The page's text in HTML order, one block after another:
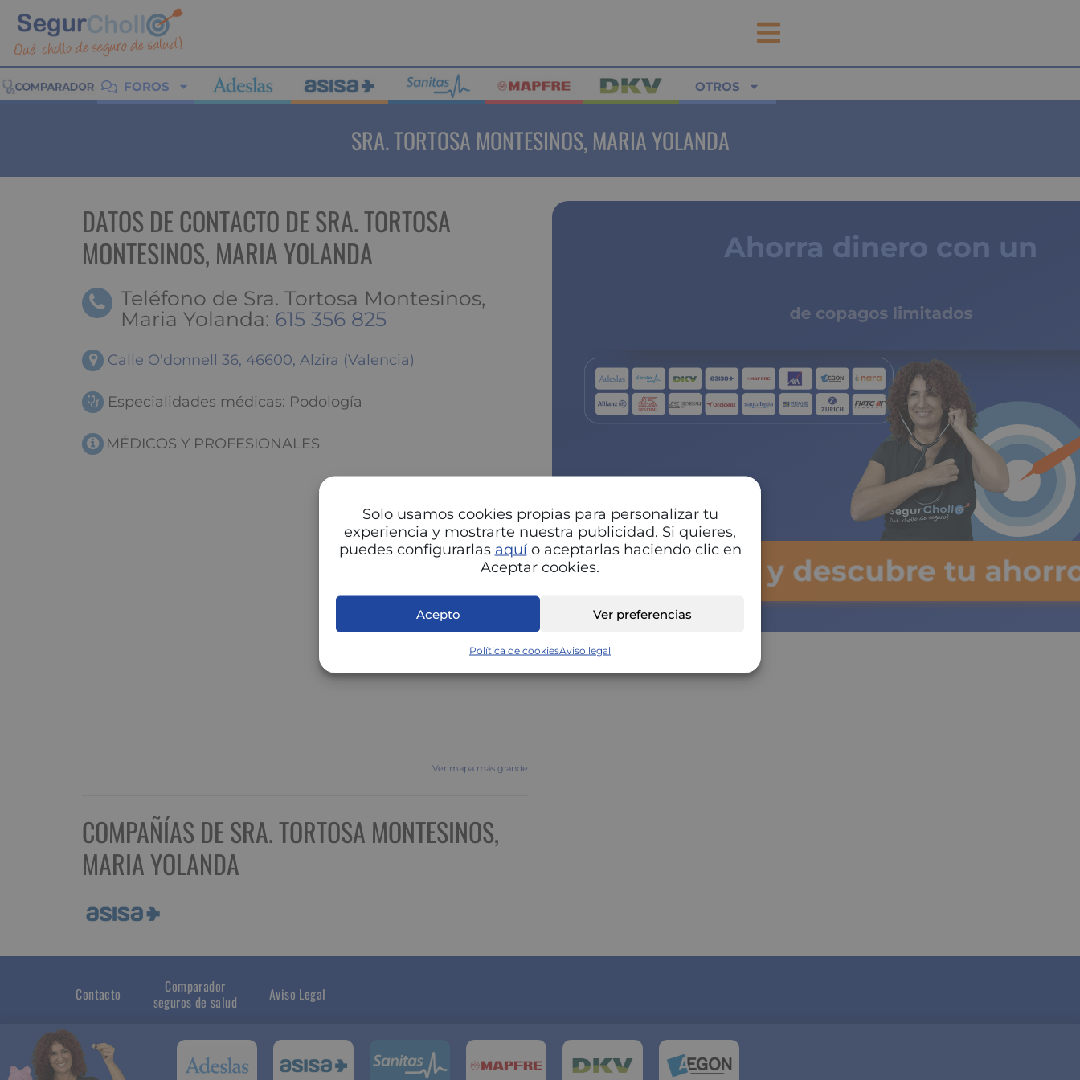
Solo usamos cookies propias para personalizar tu
experiencia y mostrarte nuestra publicidad. Si quieres,
puedes configurarlas aquío aceptarlas haciendo clic en
Aceptar cookies.
Acepto Ver preferencias
Política de cookiesAviso legal
FOROS OTROS
SRA. TORTOSA MONTESINOS, MARIA YOLANDA
DATOS DE CONTACTO DE SRA. TORTOSA
MONTESINOS, MARIA YOLANDA
Teléfono de Sra. Tortosa Montesinos,
Maria Yolanda: 615 356 825
Calle O'donnell 36, 46600, Alzira (Valencia)
Especialidades médicas: Podología
MÉDICOS Y PROFESIONALES
Ver mapa más grande
COMPAÑÍAS DE SRA. TORTOSA MONTESINOS,
MARIA YOLANDA
Ahorra dinero con un
de copagos limitados
Pulsa y descubre tu
Contacto
Comparador
seguros de salud
Aviso Legal